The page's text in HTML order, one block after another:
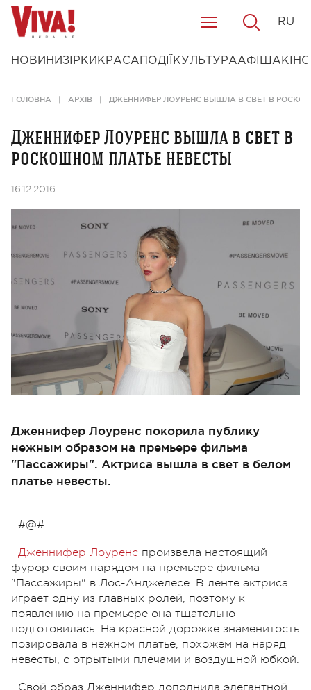
НОВИНИ ЗІРКИ КРАСА ПОДІЇ КУЛЬТУРААФІША КІНО
RU
ГОЛОВНА АРХІВ ДЖЕННИФЕР ЛОУРЕНС ВЫШЛА В СВЕТ В
Дженнифер Лоуренс вышла в свет в
роскошном платье невесты
16.12.2016
Дженнифер Лоуренс покорила публику
нежным образом на премьере фильма
"Пассажиры". Актриса вышла в свет в белом
платье невесты.
#@#
Дженнифер Лоуренс произвела настоящий
фурор своим нарядом на премьере фильма
"Пассажиры" в Лос-Анджелесе. В ленте актриса
играет одну из главных ролей, поэтому к
появлению на премьере она тщательно
подготовилась. На красной дорожке знаменитость
позировала в нежном платье, похожем на наряд
невесты, с отрытыми плечами и воздушной юбкой.
Свой образ Дженнифер дополнила элегантной